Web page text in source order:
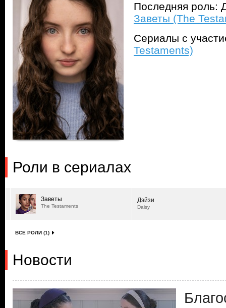
Последняя роль:
Заветы (The
Сериалы с
Testaments)
Роли в сериалах
Заветы
The Testaments
Дэйзи
Daisy
ВСЕ РОЛИ (1)
Новости